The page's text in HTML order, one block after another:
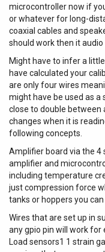
microcontroller now if
or whatever for long-
coaxial cables and
should work then it audio
Might have to infer a
have calculated your
are only four wires
might have be used as a
close to double between
changes when it is
following concepts.
Amplifier board via the 4
amplifier and
including temperature
just compression force
tanks or hoppers you
Wires that are set up in
any gpio pin will work for
Load sensors1 1 strain